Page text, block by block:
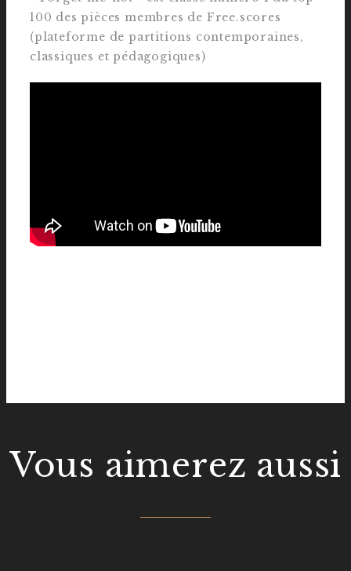
100 des pièces membres de Free.scores
(plateforme de partitions contemporaines,
classiques et pédagogiques)
Vous aimerez aussi